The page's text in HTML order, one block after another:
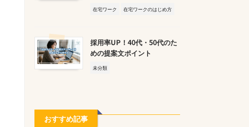
在宅ワーク 在宅ワークのはじめ方
採用率UP！40代・50代のた
めの提案文ポイント
未分類
おすすめ記事